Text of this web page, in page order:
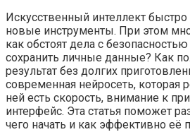
Искусственный интеллект
новые инструменты. При этом
как обстоят дела с
сохранить личные данные? Как
результат без долгих
современная нейросеть, которая
ней есть скорость, внимание к
интерфейс. Эта статья поможет
чего начать и как эффективно её